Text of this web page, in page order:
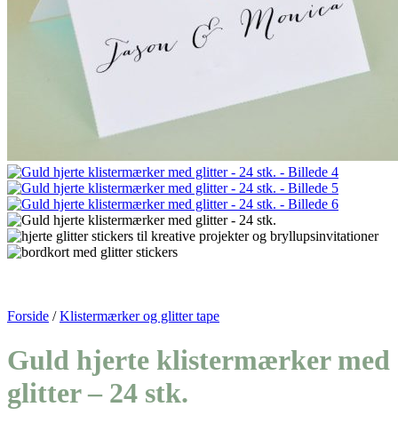
Forside / Klistermærker og glitter tape
Guld hjerte klistermærker med
glitter – 24 stk.